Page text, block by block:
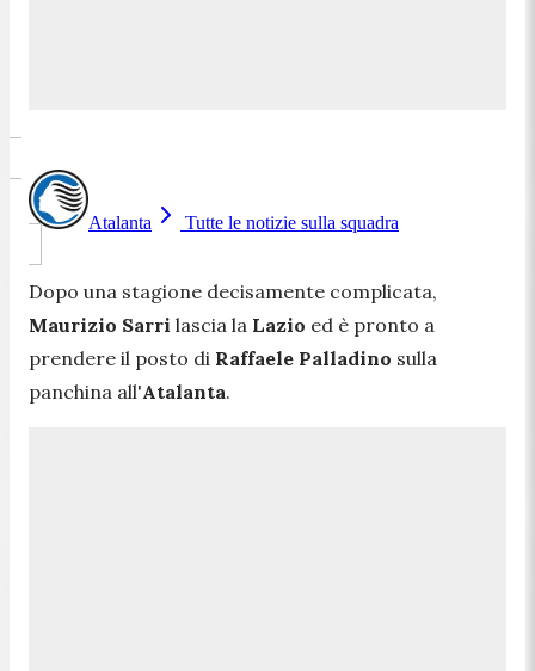
Atalanta Tutte le notizie sulla squadra
Dopo una stagione decisamente complicata,
Maurizio Sarri lascia la Lazio ed è pronto a
prendere il posto di Raffaele Palladino sulla
panchina all'Atalanta.